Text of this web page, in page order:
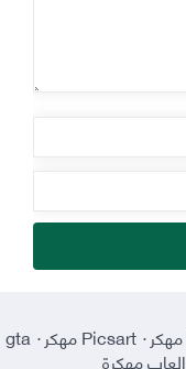
·Picsart مهكر ·
gta
العاب مهكرة